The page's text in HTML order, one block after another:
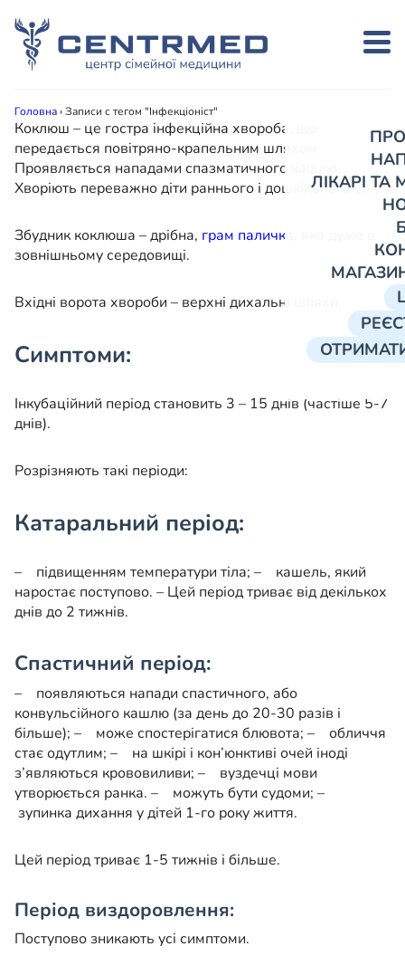
ЛІКАРІ
Головна›Записи с тегом "Інфекціоніст"
Коклюш – це гостра інфекційна хвороба, що
передається повітряно-крапельним шляхом.
Проявляється нападами спазматичного кашлю.
Хворіють переважно діти раннього і дошкільного віку.
Збудник коклюша – дрібна, грам паличк
зовнішньому середовищі.
Вхідні ворота хвороби – верхні дихальні шляхи.
Симптоми:
Інкубаційний період становить 3 – 15 днів (частіше 5-7
днів).
Розрізняють такі періоди:
Катаральний період:
– підвищенням температури тіла; – кашель, який
наростає поступово. – Цей період триває від декількох
днів до 2 тижнів.
Спастичний період:
– появляються напади спастичного, або
конвульсійного кашлю (за день до 20-30 разів і
більше); – може спостерігатися блювота; – обличчя
стає одутлим; – на шкірі і кон’юнктиві очей іноді
з’являються крововиливи; – вуздечці мови
утворюється ранка. – можуть бути судоми; –
зупинка дихання у дітей 1-го року життя.
Цей період триває 1-5 тижнів і більше.
Період виздоровлення:
Поступово зникають усі симптоми.